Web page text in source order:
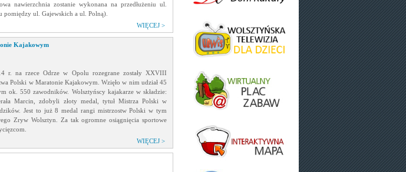
nawierzchnia zostanie wykonana na przedłużeniu ul.
pomiędzy ul. Gajewskich a ul. Polną).
WIĘCEJ >
Kajakowym
r. na rzece Odrze w Opolu rozegrane zostały XXVIII
Polski w Maratonie Kajakowym. Wzięło w nim udział 45
ok. 550 zawodników. Wolsztyńscy kajakarze w składzie:
Marcin, zdobyli złoty medal, tytuł Mistrza Polski w
Jest to już 8 medal rangi mistrzostw Polski w tym
Zryw Wolsztyn. Za tak ogromne osiągnięcia sportowe
WIĘCEJ >